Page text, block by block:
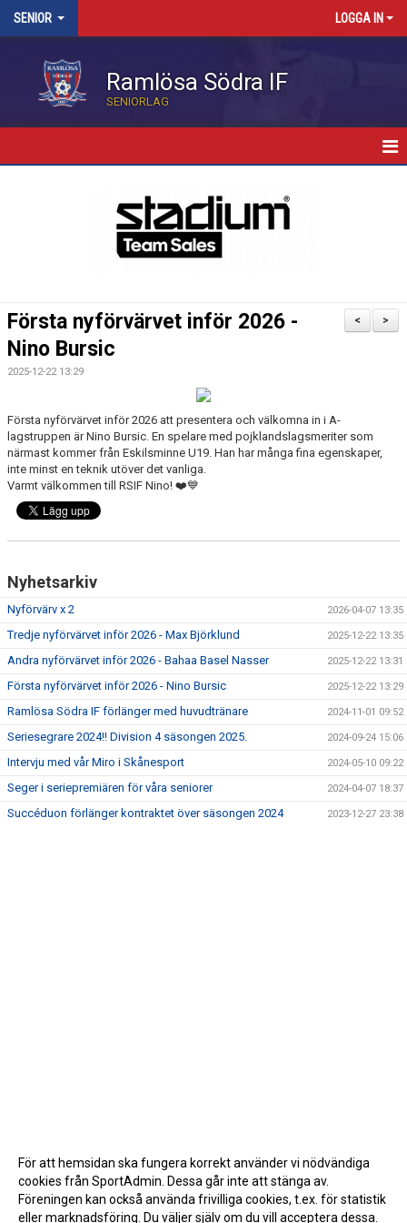
SENIOR LOGGA IN
Ramlösa Södra IF
SENIORLAG
BILDGALLERI
MATCHER
KONTAKT
>
<
Första nyförvärvet inför 2026 -
Nino Bursic
2025-12-22 13:29
Första nyförvärvet inför 2026 att presentera och välkomna in i A-
lagstruppen är Nino Bursic. En spelare med pojklandslagsmeriter som
närmast kommer från Eskilsminne U19. Han har många fina egenskaper,
inte minst en teknik utöver det vanliga.
Varmt välkommen till RSIF Nino! ❤️💙
Nyhetsarkiv
Nyförvärv x 2 2026-04-07 13:35
Tredje nyförvärvet inför 2026 - Max Björklund 2025-12-22 13:35
Andra nyförvärvet inför 2026 - Bahaa Basel Nasser 2025-12-22 13:31
Första nyförvärvet inför 2026 - Nino Bursic 2025-12-22 13:29
Ramlösa Södra IF förlänger med huvudtränare 2024-11-01 09:52
Seriesegrare 2024!! Division 4 säsongen 2025. 2024-09-24 15:06
Intervju med vår Miro i Skånesport 2024-05-10 09:22
Seger i seriepremiären för våra seniorer 2024-04-07 18:37
Succéduon förlänger kontraktet över säsongen 2024 2023-12-27 23:38
För att hemsidan ska fungera korrekt använder vi nödvändiga
cookies från SportAdmin. Dessa går inte att stänga av.
Föreningen kan också använda frivilliga cookies, t.ex. för statistik
eller marknadsföring. Du väljer själv om du vill acceptera dessa.